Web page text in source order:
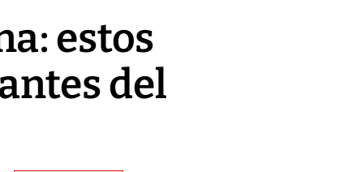
estos
del